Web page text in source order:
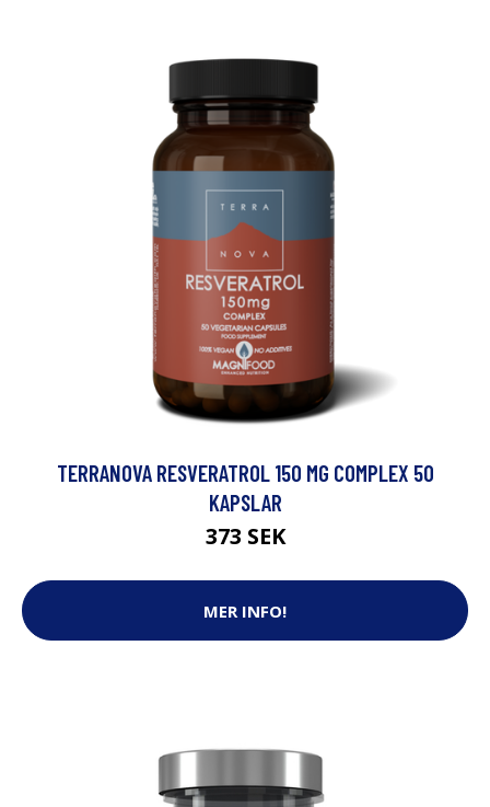
TERRANOVA RESVERATROL 150 MG COMPLEX 50
KAPSLAR
373 SEK
MER INFO!